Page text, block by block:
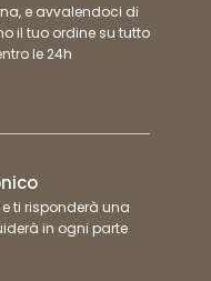
e avvalendoci di
il tuo ordine su tutto
le 24h
ti risponderà una
in ogni parte